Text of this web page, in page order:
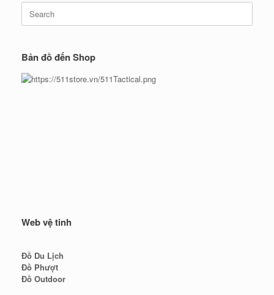
Search
for:
Bản đồ đến Shop
Web vệ tinh
Đồ Du Lịch
Đồ Phượt
Đồ Outdoor